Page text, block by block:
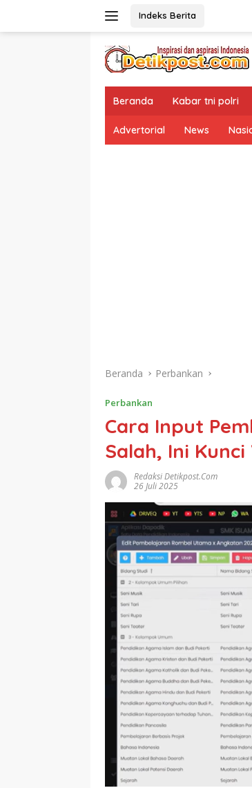
Indeks Berita
Beranda Kabar tni polri
Advertorial News
Beranda Perbankan
Perbankan
Cara Input
Salah, Ini
Redaksi Detikpost.com
26 Juli 2025